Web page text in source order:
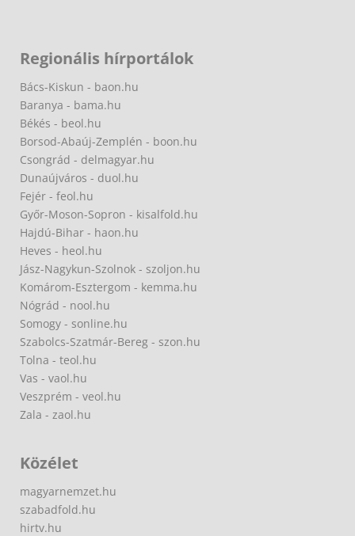
Regionális hírportálok
Bács-Kiskun - baon.hu
Baranya - bama.hu
Békés - beol.hu
Borsod-Abaúj-Zemplén - boon.hu
Csongrád - delmagyar.hu
Dunaújváros - duol.hu
Fejér - feol.hu
Győr-Moson-Sopron - kisalfold.hu
Hajdú-Bihar - haon.hu
Heves - heol.hu
Jász-Nagykun-Szolnok - szoljon.hu
Komárom-Esztergom - kemma.hu
Nógrád - nool.hu
Somogy - sonline.hu
Szabolcs-Szatmár-Bereg - szon.hu
Tolna - teol.hu
Vas - vaol.hu
Veszprém - veol.hu
Zala - zaol.hu
Közélet
magyarnemzet.hu
szabadfold.hu
hirtv.hu